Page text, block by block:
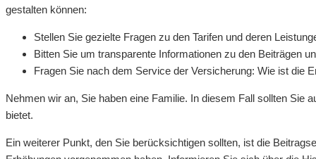
gestalten können:
Stellen Sie gezielte Fragen zu den Tarifen und deren
Bitten Sie um transparente Informationen zu den Beiträgen
Fragen Sie nach dem Service der Versicherung: Wie ist die
Nehmen wir an, Sie haben eine Familie. In diesem Fall sollten Sie
bietet.
Ein weiterer Punkt, den Sie berücksichtigen sollten, ist die